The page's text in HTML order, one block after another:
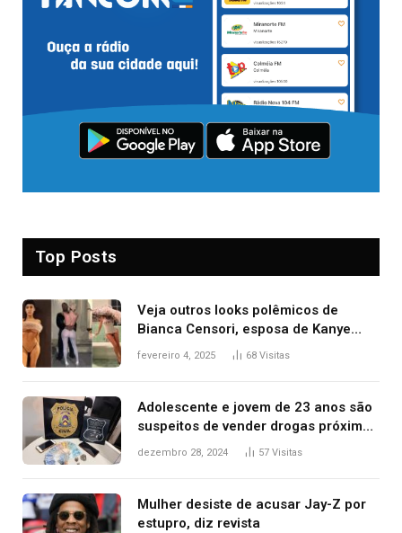
Top Posts
Veja outros looks polêmicos de
Bianca Censori, esposa de Kanye
West que apareceu nua no Grammy
fevereiro 4, 2025 68 Visitas
Adolescente e jovem de 23 anos são
suspeitos de vender drogas próximo
de delegacia e escola, diz polícia
dezembro 28, 2024 57 Visitas
Mulher desiste de acusar Jay-Z por
estupro, diz revista